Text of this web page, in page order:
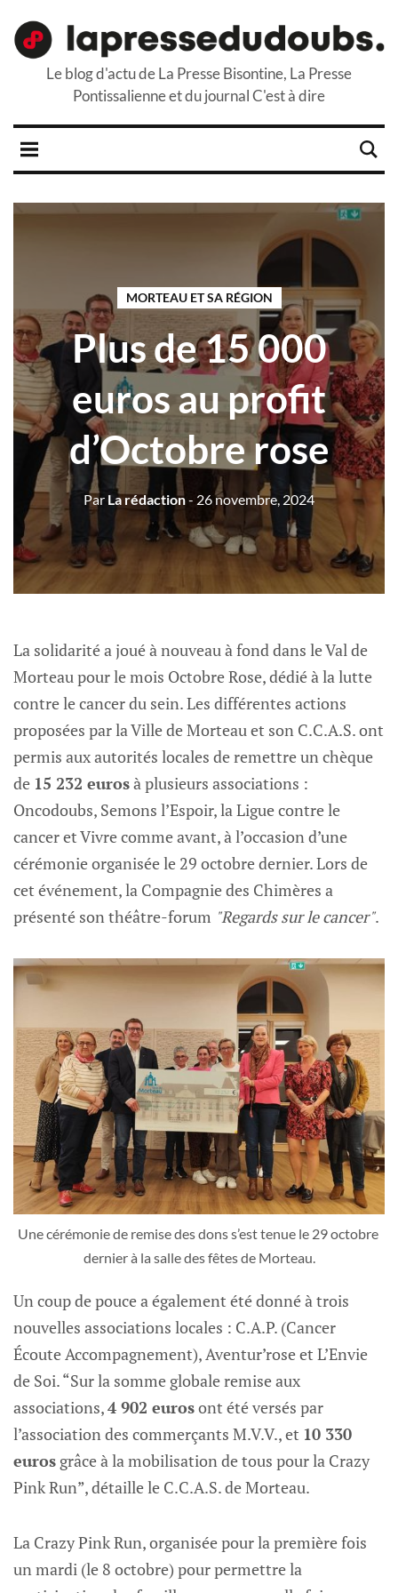
Le blog d'actu de La Presse Bisontine, La Presse
Pontissalienne et du journal C'est à dire
MORTEAU ET SA RÉGION
Plus de 15 000
euros au profit
d’Octobre rose
Par La rédaction- 26 novembre, 2024
La solidarité a joué à nouveau à fond dans le Val de
Morteau pour le mois Octobre Rose, dédié à la lutte
contre le cancer du sein. Les différentes actions
proposées par la Ville de Morteau et son C.C.A.S. ont
permis aux autorités locales de remettre un chèque
de 15 232 eurosà plusieurs associations :
Oncodoubs, Semons l’Espoir, la Ligue contre le
cancer et Vivre comme avant, à l’occasion d’une
cérémonie organisée le 29 octobre dernier. Lors de
cet événement, la Compagnie des Chimères a
présenté son théâtre-forum "Regards sur le cancer".
Une cérémonie de remise des dons s’est tenue le 29 octobre
dernier à la salle des fêtes de Morteau.
Un coup de pouce a également été donné à trois
nouvelles associations locales : C.A.P. (Cancer
Écoute Accompagnement), Aventur’rose et L’Envie
de Soi. “Sur la somme globale remise aux
associations,4 902 eurosont été versés par
l’association des commerçants M.V.V., et 10 330
euros grâce à la mobilisation de tous pour la Crazy
Pink Run”, détaille le C.C.A.S. de Morteau.
La Crazy Pink Run, organisée pour la première fois
un mardi (le 8 octobre) pour permettre la